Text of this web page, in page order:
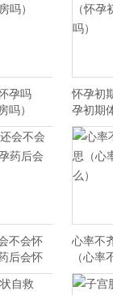
孕吗
吗）
怀孕初
孕初期
不会怀
后会怀
心率不
（心率